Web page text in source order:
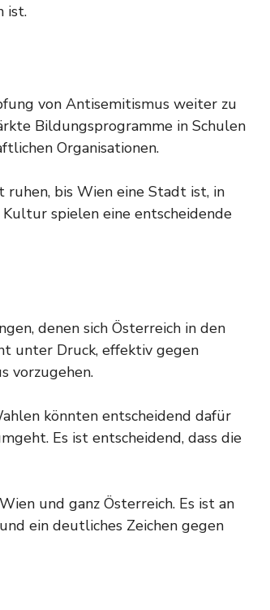
ist.
von Antisemitismus weiter zu
Bildungsprogramme in Schulen
Organisationen.
ruhen, bis Wien eine Stadt ist, in
spielen eine entscheidende
denen sich Österreich in den
unter Druck, effektiv gegen
vorzugehen.
könnten entscheidend dafür
Es ist entscheidend, dass die
und ganz Österreich. Es ist an
ein deutliches Zeichen gegen